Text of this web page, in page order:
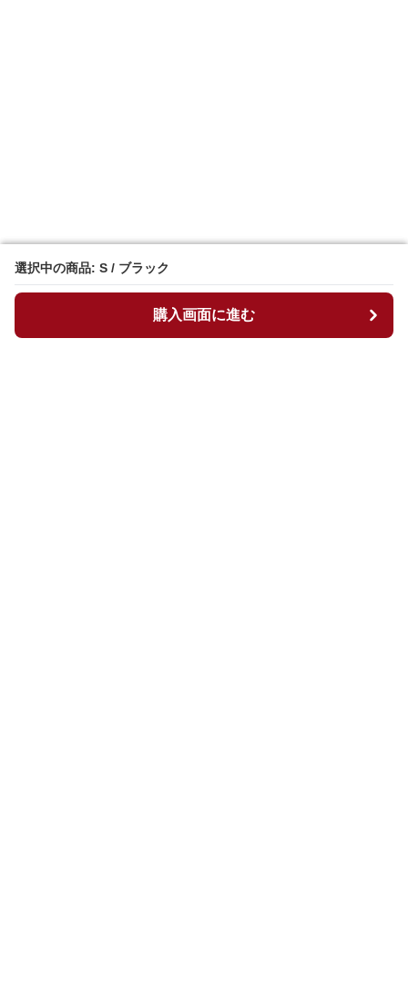
選択中の商品: S / ブラック
購入画面に進む
選択中の商品: S / ブラック
購入画面に進む